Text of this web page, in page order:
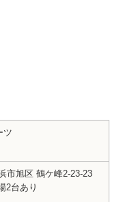
ツ
市旭区 鶴ケ峰2-23-23
あり